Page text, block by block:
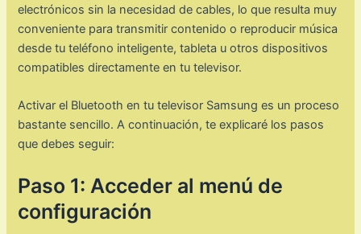
electrónicos sin la necesidad de cables, lo que resulta muy
conveniente para transmitir contenido o reproducir música
desde tu teléfono inteligente, tableta u otros dispositivos
compatibles directamente en tu televisor.
Activar el Bluetooth en tu televisor Samsung es un proceso
bastante sencillo. A continuación, te explicaré los pasos
que debes seguir:
Paso 1: Acceder al menú de
configuración